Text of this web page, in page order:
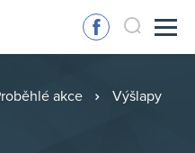
akce Výšlapy